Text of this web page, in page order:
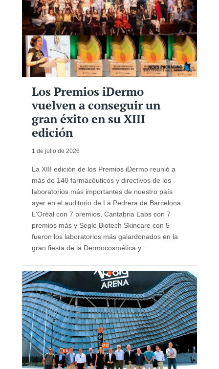
Los Premios iDermo
vuelven a conseguir un
gran éxito en su XIII
edición
1 de julio de 2026
La XIII edición de los Premios iDermo reunió a
más de 140 farmacéuticos y directivos de los
laboratorios más importantes de nuestro país
ayer en el auditorio de La Pedrera de Barcelona.
L'Oréal con 7 premios, Cantabria Labs con 7
premios más y Segle Biotech Skincare con 5
fueron los laboratorios más galardonados en la
gran fiesta de la Dermocosmética y ...